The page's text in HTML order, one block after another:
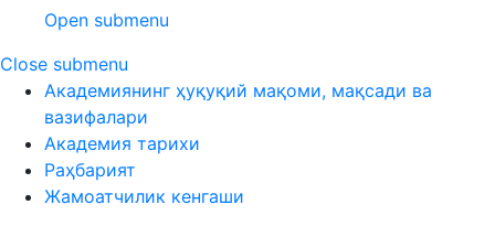
Open submenu
Close submenu
Академиянинг ҳуқуқий мақоми, мақсади ва
вазифалари
Академия тарихи
Раҳбарият
Жамоатчилик кенгаши